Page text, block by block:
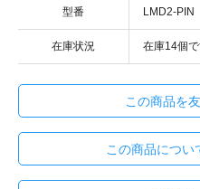
型番 LMD2-PIN
在庫状況 在庫14個
この商品を
この商品につい